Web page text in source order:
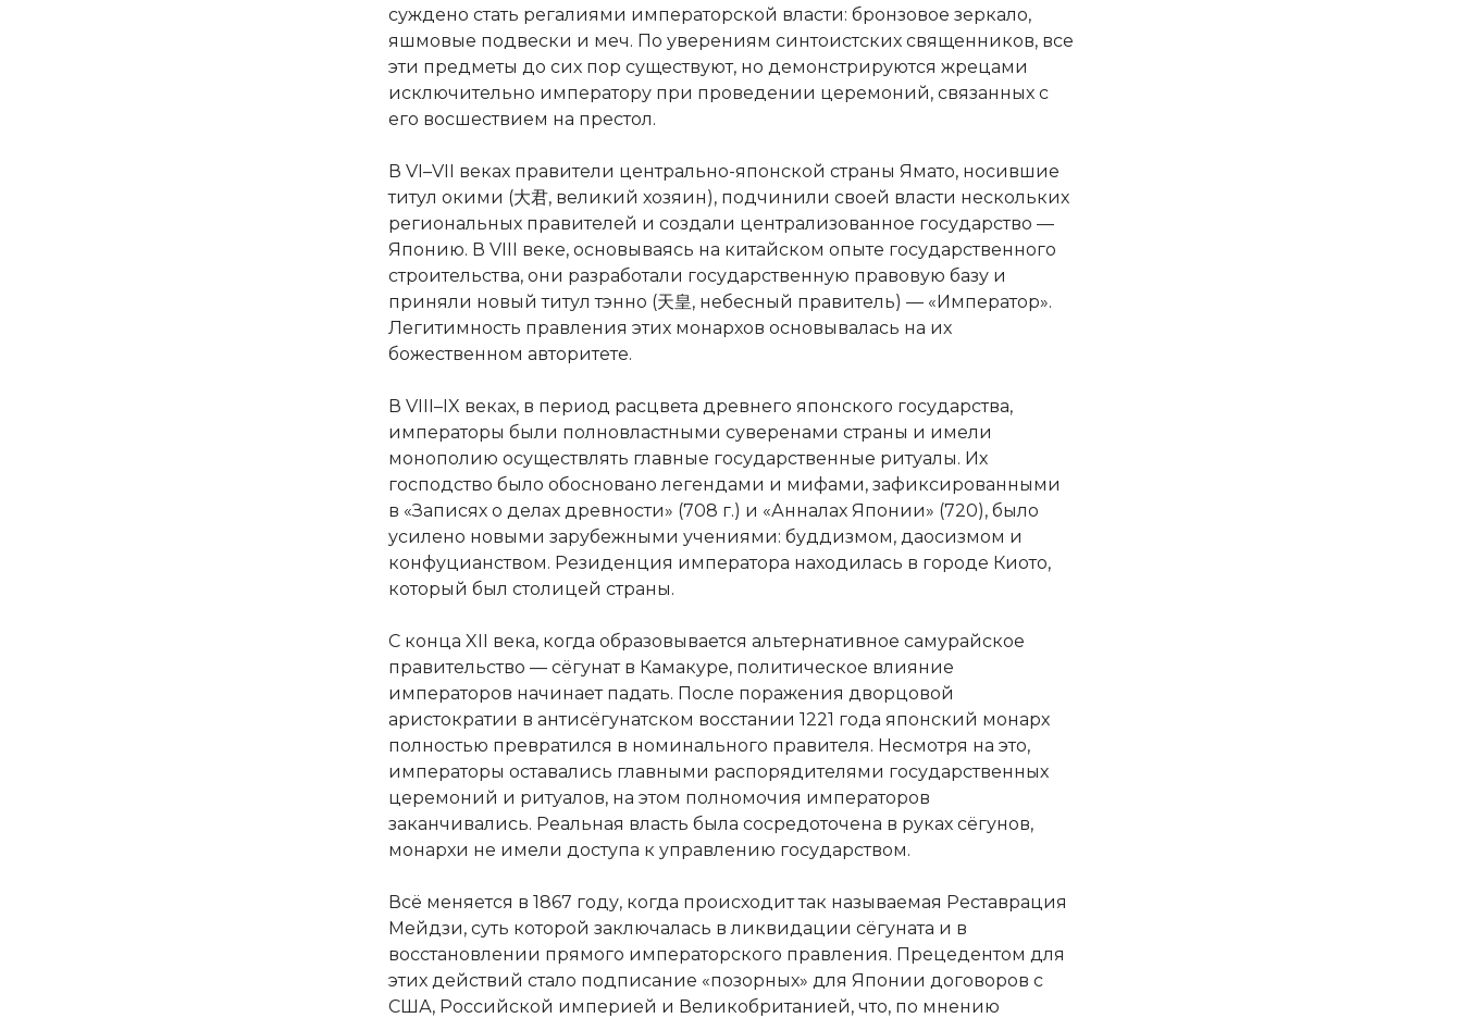
суждено стать регалиями императорской власти: бронзовое зеркало,
яшмовые подвески и меч. По уверениям синтоистских священников, все
эти предметы до сих пор существуют, но демонстрируются жрецами
исключительно императору при проведении церемоний, связанных с
его восшествием на престол.
В VI–VII веках правители центрально-японской страны Ямато, носившие
титул окими (大君, великий хозяин), подчинили своей власти нескольких
региональных правителей и создали централизованное государство —
Японию. В VIII веке, основываясь на китайском опыте государственного
строительства, они разработали государственную правовую базу и
приняли новый титул тэнно (天皇, небесный правитель) — «Император».
Легитимность правления этих монархов основывалась на их
божественном авторитете.
В VIII–IX веках, в период расцвета древнего японского государства,
императоры были полновластными суверенами страны и имели
монополию осуществлять главные государственные ритуалы. Их
господство было обосновано легендами и мифами, зафиксированными
в «Записях о делах древности» (708 г.) и «Анналах Японии» (720), было
усилено новыми зарубежными учениями: буддизмом, даосизмом и
конфуцианством. Резиденция императора находилась в городе Киото,
который был столицей страны.
С конца XII века, когда образовывается альтернативное самурайское
правительство — сёгунат в Камакуре, политическое влияние
императоров начинает падать. После поражения дворцовой
аристократии в антисёгунатском восстании 1221 года японский монарх
полностью превратился в номинального правителя. Несмотря на это,
императоры оставались главными распорядителями государственных
церемоний и ритуалов, на этом полномочия императоров
заканчивались. Реальная власть была сосредоточена в руках сёгунов,
монархи не имели доступа к управлению государством.
Всё меняется в 1867 году, когда происходит так называемая Реставрация
Мейдзи, суть которой заключалась в ликвидации сёгуната и в
восстановлении прямого императорского правления. Прецедентом для
этих действий стало подписание «позорных» для Японии договоров с
США, Российской империей и Великобританией, что, по мнению